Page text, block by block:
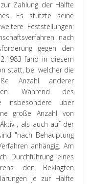
Zahlung der Hälfte
Es stützte seine
Feststellungen:
nach
gegen den
fand in diesem
statt, bei welcher die
Anzahl anderer
Während des
insbesondere über
große Anzahl von
, als auch auf der
"nach Behauptung
anhängig. Am
Durchführung eines
den Beklagten
je zur Hälfte